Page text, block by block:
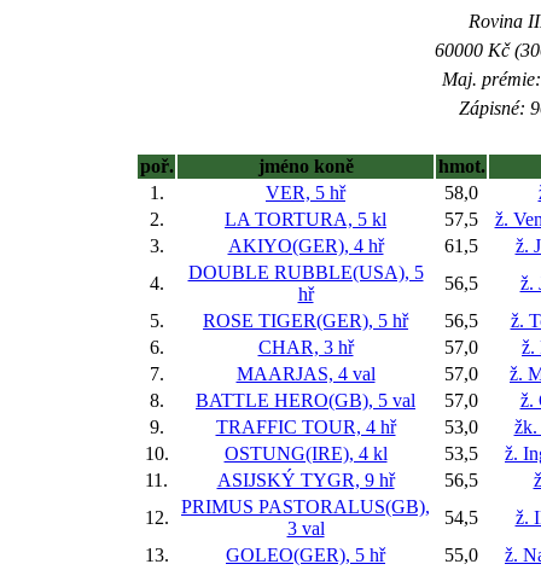
Rovina
60000 Kč
Maj.
Zápisné:
poř. jméno koně
hmot.
1.
VER, 5 hř 58,0
2.
LA TORTURA, 5 kl 57,5
ž.
3.
AKIYO(GER), 4 hř 61,5
ž.
4.
DOUBLE RUBBLE(USA), 5
hř
56,5
ž.
5.
ROSE TIGER(GER), 5 hř 56,5
ž.
6.
CHAR, 3 hř 57,0
ž.
7.
MAARJAS, 4 val 57,0
ž.
8.
BATTLE HERO(GB), 5 val 57,0
ž.
9.
TRAFFIC TOUR, 4 hř 53,0
žk.
10.
OSTUNG(IRE), 4 kl 53,5
ž.
11.
ASIJSKÝ TYGR, 9 hř 56,5
12.
PRIMUS PASTORALUS(GB),
3 val
54,5
ž.
13.
GOLEO(GER), 5 hř 55,0
ž.